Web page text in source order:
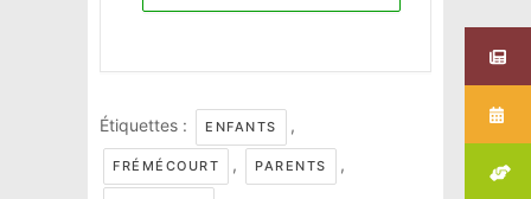
Étiquettes : ENFANTS ,
FRÉMÉCOURT , PARENTS ,